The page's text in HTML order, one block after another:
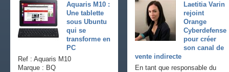
Laetitia Varin
rejoint
Orange
Cyberdefense
pour créer
son canal de
vente indirecte
En tant que responsable du
Aquaris M10 :
Une tablette
sous Ubuntu
qui se
transforme en
PC
Ref : Aquaris M10
Marque : BQ